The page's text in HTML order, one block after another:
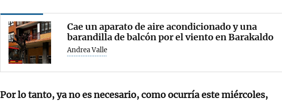
Cae un aparato de aire acondicionado y una
barandilla de balcón por el viento en Barakaldo
Andrea Valle
Por lo tanto, ya no es necesario, como ocurría este miércoles,